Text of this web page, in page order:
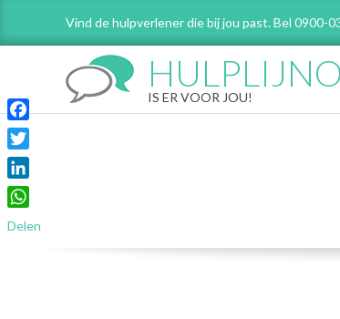
Vind de hulpverlener die bij jou past. Bel 0900-
IS ER VOOR JOU!
Facebook
Twitter
LinkedIn
WhatsApp
Delen